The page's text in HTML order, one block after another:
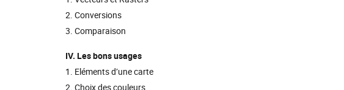
2. Conversions
3. Comparaison
IV. Les bons usages
1. Eléments d’une carte
2. Choix des couleurs